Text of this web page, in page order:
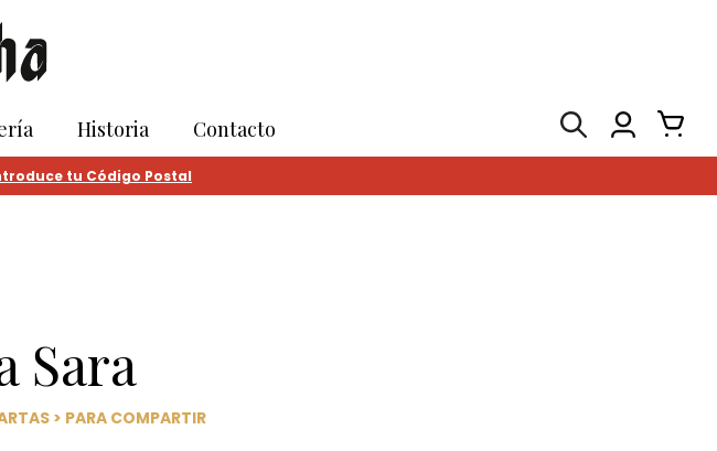
Historia Contacto
tu Código Postal
Sara
> PARA COMPARTIR